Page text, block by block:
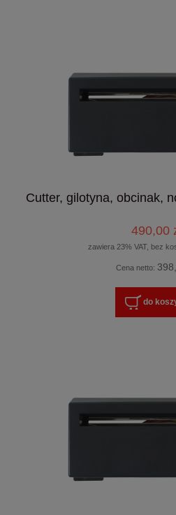
Cutter, gilotyna, obcinak,
490,00
zawiera 23% VAT, bez
Cena netto:
do